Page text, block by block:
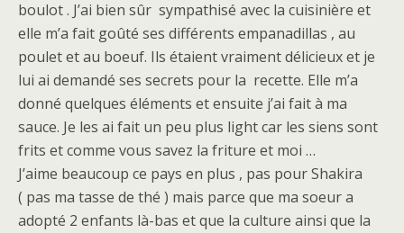
boulot . J’ai bien sûr sympathisé avec la cuisinière et
elle m’a fait goûté ses différents empanadillas , au
poulet et au boeuf. Ils étaient vraiment délicieux et je
lui ai demandé ses secrets pour la recette. Elle m’a
donné quelques éléments et ensuite j’ai fait à ma
sauce. Je les ai fait un peu plus light car les siens sont
frits et comme vous savez la friture et moi …
J’aime beaucoup ce pays en plus , pas pour Shakira
( pas ma tasse de thé ) mais parce que ma soeur a
adopté 2 enfants là-bas et que la culture ainsi que la